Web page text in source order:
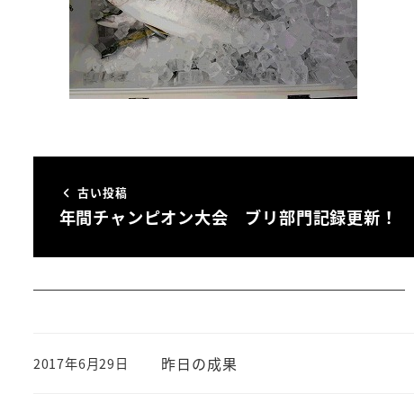
古い投稿
年間チャンピオン大会 ブリ部門記録更新！
昨日の成果
投稿日
2017年6月29日